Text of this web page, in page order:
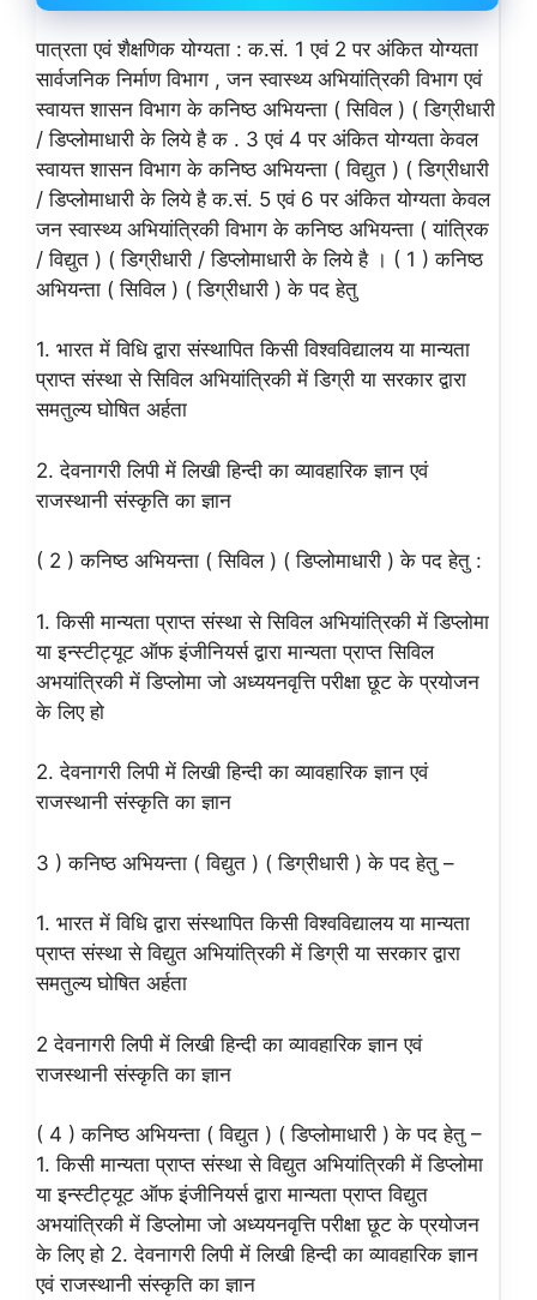
पात्रता एवं शैक्षणिक योग्यता : क.सं. 1 एवं 2 पर अंकित योग्यता
सार्वजनिक निर्माण विभाग , जन स्वास्थ्य अभियांत्रिकी विभाग एवं
स्वायत्त शासन विभाग के कनिष्ठ अभियन्ता ( सिविल ) ( डिग्रीधारी
/ डिप्लोमाधारी के लिये है क . 3 एवं 4 पर अंकित योग्यता केवल
स्वायत्त शासन विभाग के कनिष्ठ अभियन्ता ( विद्युत ) ( डिग्रीधारी
/ डिप्लोमाधारी के लिये है क.सं. 5 एवं 6 पर अंकित योग्यता केवल
जन स्वास्थ्य अभियांत्रिकी विभाग के कनिष्ठ अभियन्ता ( यांत्रिक
/ विद्युत ) ( डिग्रीधारी / डिप्लोमाधारी के लिये है । ( 1 ) कनिष्ठ
अभियन्ता ( सिविल ) ( डिग्रीधारी ) के पद हेतु
1. भारत में विधि द्वारा संस्थापित किसी विश्वविद्यालय या मान्यता
प्राप्त संस्था से सिविल अभियांत्रिकी में डिग्री या सरकार द्वारा
समतुल्य घोषित अर्हता
2. देवनागरी लिपी में लिखी हिन्दी का व्यावहारिक ज्ञान एवं
राजस्थानी संस्कृति का ज्ञान
( 2 ) कनिष्ठ अभियन्ता ( सिविल ) ( डिप्लोमाधारी ) के पद हेतु :
1. किसी मान्यता प्राप्त संस्था से सिविल अभियांत्रिकी में डिप्लोमा
या इन्स्टीट्यूट ऑफ इंजीनियर्स द्वारा मान्यता प्राप्त सिविल
अभयांत्रिकी में डिप्लोमा जो अध्ययनवृत्ति परीक्षा छूट के प्रयोजन
के लिए हो
2. देवनागरी लिपी में लिखी हिन्दी का व्यावहारिक ज्ञान एवं
राजस्थानी संस्कृति का ज्ञान
3 ) कनिष्ठ अभियन्ता ( विद्युत ) ( डिग्रीधारी ) के पद हेतु –
1. भारत में विधि द्वारा संस्थापित किसी विश्वविद्यालय या मान्यता
प्राप्त संस्था से विद्युत अभियांत्रिकी में डिग्री या सरकार द्वारा
समतुल्य घोषित अर्हता
2 देवनागरी लिपी में लिखी हिन्दी का व्यावहारिक ज्ञान एवं
राजस्थानी संस्कृति का ज्ञान
( 4 ) कनिष्ठ अभियन्ता ( विद्युत ) ( डिप्लोमाधारी ) के पद हेतु –
1. किसी मान्यता प्राप्त संस्था से विद्युत अभियांत्रिकी में डिप्लोमा
या इन्स्टीट्यूट ऑफ इंजीनियर्स द्वारा मान्यता प्राप्त विद्युत
अभयांत्रिकी में डिप्लोमा जो अध्ययनवृत्ति परीक्षा छूट के प्रयोजन
के लिए हो 2. देवनागरी लिपी में लिखी हिन्दी का व्यावहारिक ज्ञान
एवं राजस्थानी संस्कृति का ज्ञान